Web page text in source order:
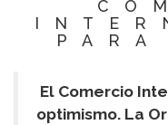
El Comercio
optimismo. La